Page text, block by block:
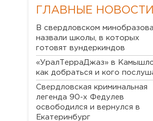
ГЛАВНЫЕ НОВОСТИ
В свердловском
назвали школы, в которых
готовят вундеркиндов
«УралТерраДжаз» в
как добраться и кого
Свердловская криминальная
легенда 90-х Федулев
освободился и вернулся в
Екатеринбург